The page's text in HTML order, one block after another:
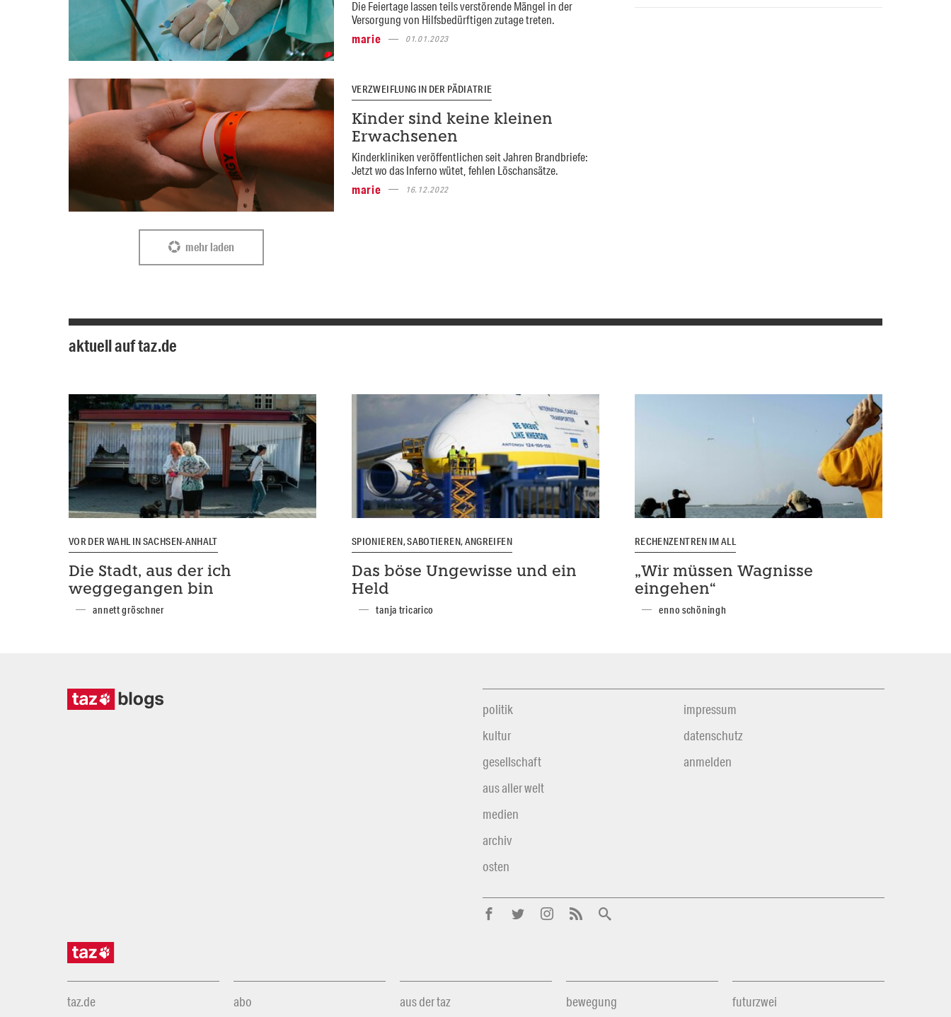
Die Feiertage lassen teils verstörende Mängel in der
Versorgung von Hilfsbedürftigen zutage treten.
marie
01.01.2023
VERZWEIFLUNG IN DER PÄDIATRIE
Kinder sind keine kleinen
Erwachsenen
Kinderkliniken veröffentlichen seit Jahren Brandbriefe:
Jetzt wo das Inferno wütet, fehlen Löschansätze.
marie
16.12.2022
mehr laden
aktuell auf taz.de
VOR DER WAHL IN SACHSEN-ANHALT
Die Stadt, aus der ich
weggegangen bin
annett gröschner
SPIONIEREN, SABOTIEREN, ANGREIFEN
Das böse Ungewisse und ein
Held
tanja tricarico
RECHENZENTREN IM ALL
„Wir müssen Wagnisse
eingehen“
enno schöningh
politik
kultur
gesellschaft
aus aller welt
medien
archiv
osten
impressum
datenschutz
anmelden
taz.de abo aus der taz bewegung futurzwei